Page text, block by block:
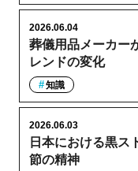
葬儀用品メーカー
レンドの変化
2026.06.04
知識
日本における黒ス
節の精神
2026.06.03